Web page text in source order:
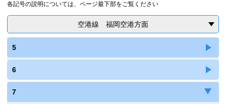
各記号の説明については、ページ最下部をご覧ください
空港線 福岡空港方面
5
6
7